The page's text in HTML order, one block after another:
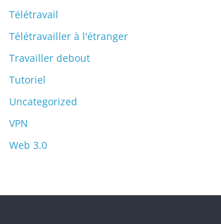
Télétravail
Télétravailler à l'étranger
Travailler debout
Tutoriel
Uncategorized
VPN
Web 3.0